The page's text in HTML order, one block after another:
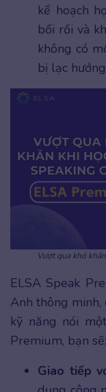
kế hoạch
bối rối và
không có
bị lạc
Vượt qua khó
ELSA Speak
Anh thông
kỹ năng nói
Premium, bạn sẽ:
Giao tiếp